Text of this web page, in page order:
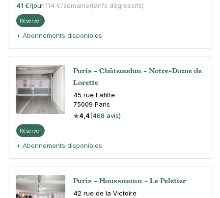
41 €/jour,114 €/semaine(tarifs dégressifs)
Réserver
+ Abonnements disponibles
Paris - Châteaudun - Notre-Dame de
Lorette
45 rue Lafitte
75009 Paris
4,4(468 avis)
Réserver
+ Abonnements disponibles
Paris - Haussmann - Le Peletier
42 rue de la Victoire